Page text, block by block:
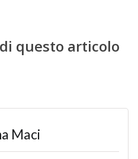
questo articolo
Maci